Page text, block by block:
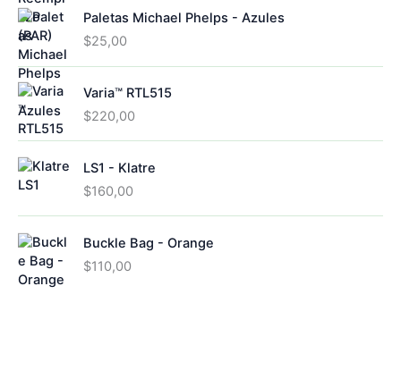
Paletas Michael Phelps - Azules
$25,00
Varia™ RTL515
$220,00
LS1 - Klatre
$160,00
Buckle Bag - Orange
$110,00